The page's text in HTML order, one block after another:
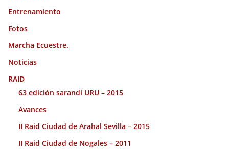
Entrenamiento
Fotos
Marcha Ecuestre.
Noticias
RAID
63 edición sarandí URU – 2015
Avances
II Raid Ciudad de Arahal Sevilla – 2015
II Raid Ciudad de Nogales – 2011